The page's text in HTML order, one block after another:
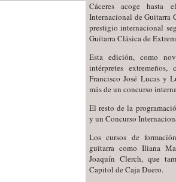
Cáceres acoge
Internacional de Guitarra
prestigio internacional
Guitarra Clásica de
Esta edición, como
intérpretes
Francisco José Lucas y
más de un concurso
El resto de la
y un Concurso
Los cursos de
guitarra como Iliana
Joaquín Clerch, que
Capitol de Caja Duero.